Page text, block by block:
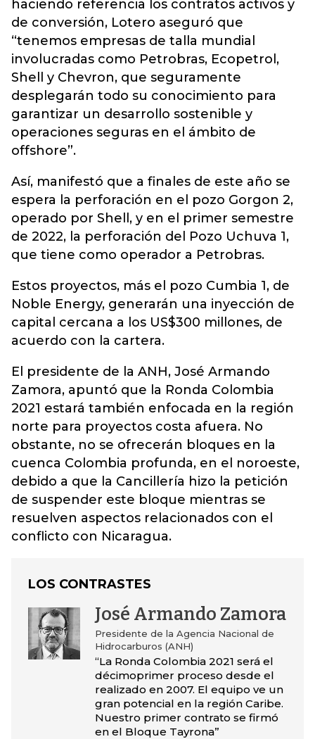
haciendo referencia los contratos activos y
de conversión, Lotero aseguró que
“tenemos empresas de talla mundial
involucradas como Petrobras, Ecopetrol,
Shell y Chevron, que seguramente
desplegarán todo su conocimiento para
garantizar un desarrollo sostenible y
operaciones seguras en el ámbito de
offshore”.
Así, manifestó que a finales de este año se
espera la perforación en el pozo Gorgon 2,
operado por Shell, y en el primer semestre
de 2022, la perforación del Pozo Uchuva 1,
que tiene como operador a Petrobras.
Estos proyectos, más el pozo Cumbia 1, de
Noble Energy, generarán una inyección de
capital cercana a los US$300 millones, de
acuerdo con la cartera.
El presidente de la ANH, José Armando
Zamora, apuntó que la Ronda Colombia
2021 estará también enfocada en la región
norte para proyectos costa afuera. No
obstante, no se ofrecerán bloques en la
cuenca Colombia profunda, en el noroeste,
debido a que la Cancillería hizo la petición
de suspender este bloque mientras se
resuelven aspectos relacionados con el
conflicto con Nicaragua.
LOS CONTRASTES
José Armando Zamora
Presidente de la Agencia Nacional de
Hidrocarburos (ANH)
“La Ronda Colombia 2021 será el
décimoprimer proceso desde el
realizado en 2007. El equipo ve un
gran potencial en la región Caribe.
Nuestro primer contrato se firmó
en el Bloque Tayrona”